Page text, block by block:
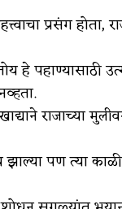
प्रसंग होता,
हे पहाण्यासाठी
राजाच्या
झाल्या पण त्या